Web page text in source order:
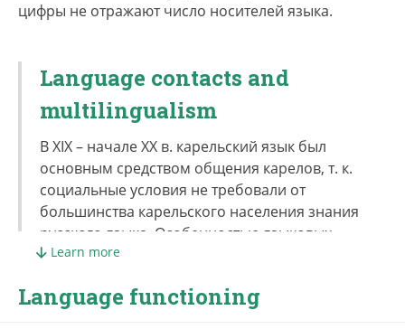
цифры не отражают число носителей языка.
Language contacts and
multilingualism
В XIX – начале XX в. карельский язык был
основным средством общения карелов, т. к.
социальные условия не требовали от
большинства карельского населения знания
русского языка. Особенностью языковых
процессов 1920–1930-х гг. явилось
двуязычия, чему способствовали миграция
Learn more
Language functioning